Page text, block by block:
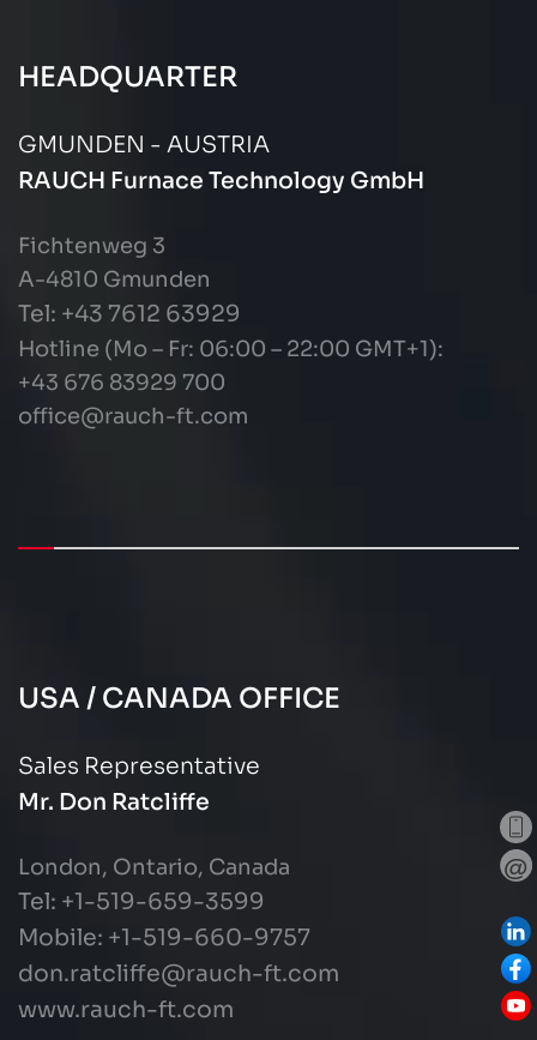
HEADQUARTER
GMUNDEN - AUSTRIA
RAUCH Furnace Technology GmbH
Fichtenweg 3
A-4810 Gmunden
Tel: +43 7612 63929
Hotline (Mo – Fr: 06:00 – 22:00 GMT+1):
+43 676 83929 700
office@rauch-ft.com
USA / CANADA OFFICE
Sales Representative
Mr. Don Ratcliffe
London, Ontario, Canada
Tel: +1-519-659-3599
Mobile: +1-519-660-9757
don.ratcliffe@rauch-ft.com
www.rauch-ft.com